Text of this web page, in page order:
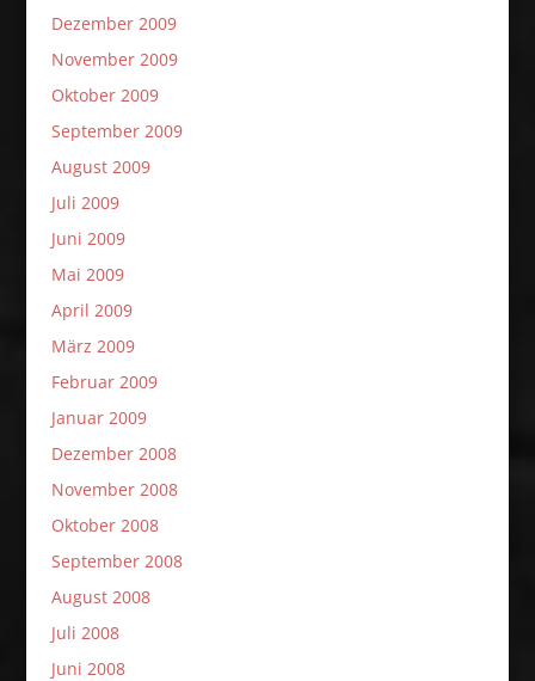
Dezember 2009
November 2009
Oktober 2009
September 2009
August 2009
Juli 2009
Juni 2009
Mai 2009
April 2009
März 2009
Februar 2009
Januar 2009
Dezember 2008
November 2008
Oktober 2008
September 2008
August 2008
Juli 2008
Juni 2008